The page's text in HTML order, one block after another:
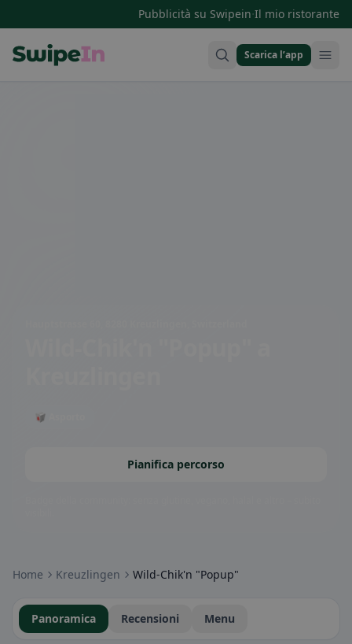
Pubblicità su Swipein·Il mio ristorante
Scarica l’app
🥡 Asporto
Pianifica percorso
Home Kreuzlingen Wild-Chik'n "Popup"
Panoramica Recensioni Menu